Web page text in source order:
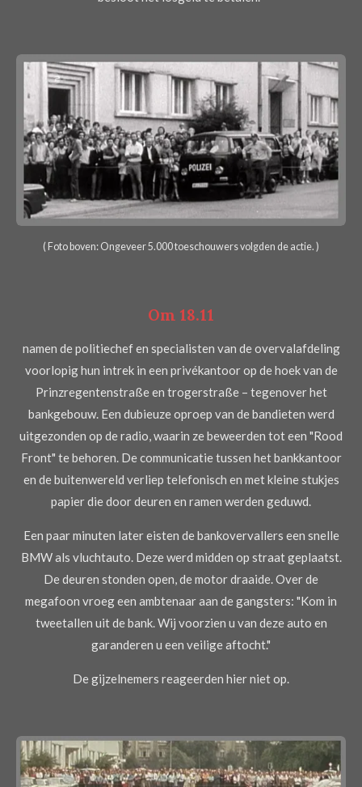
( Foto boven: Ongeveer 5.000 toeschouwers volgden de actie. )
Om 18.11
namen de politiechef en specialisten van de overvalafdeling
voorlopig hun intrek in een privékantoor op de hoek van de
Prinzregentenstraße en trogerstraße – tegenover het
bankgebouw. Een dubieuze oproep van de bandieten werd
uitgezonden op de radio, waarin ze beweerden tot een "Rood
Front" te behoren. De communicatie tussen het bankkantoor
en de buitenwereld verliep telefonisch en met kleine stukjes
papier die door deuren en ramen werden geduwd.
Een paar minuten later eisten de bankovervallers een snelle
BMW als vluchtauto. Deze werd midden op straat geplaatst.
De deuren stonden open, de motor draaide. Over de
megafoon vroeg een ambtenaar aan de gangsters: "Kom in
tweetallen uit de bank. Wij voorzien u van deze auto en
garanderen u een veilige aftocht."
De gijzelnemers reageerden hier niet op.